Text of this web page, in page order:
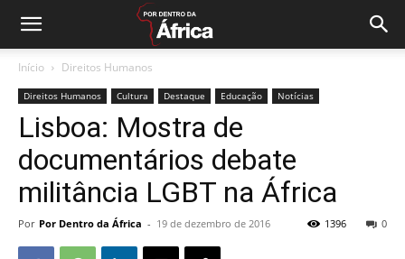
Início Direitos Humanos
Direitos Humanos Cultura Destaque Educação Notícias
Lisboa: Mostra de
documentários debate
militância LGBT na África
Por Por Dentro da África - 19 de dezembro de 2016 0
1396